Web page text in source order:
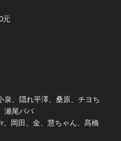
元
、隠れ平澤、桑原、チヨち
瀬尾パパ
岡田、金、慧ちゃん、髙橋